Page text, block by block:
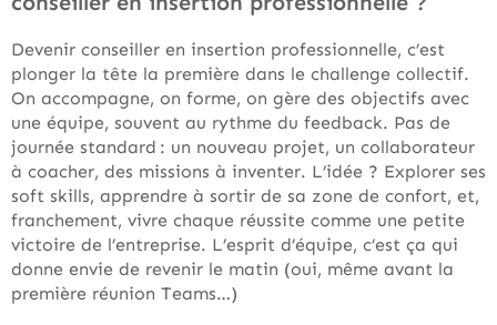
Devenir conseiller en insertion professionnelle, c’est
plonger la tête la première dans le challenge collectif.
On accompagne, on forme, on gère des objectifs avec
une équipe, souvent au rythme du feedback. Pas de
journée standard : un nouveau projet, un collaborateur
à coacher, des missions à inventer. L’idée ? Explorer ses
soft skills, apprendre à sortir de sa zone de confort, et,
franchement, vivre chaque réussite comme une petite
victoire de l’entreprise. L’esprit d’équipe, c’est ça qui
donne envie de revenir le matin (oui, même avant la
première réunion Teams…)